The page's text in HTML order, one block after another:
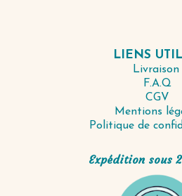
LIENS
Livraison
F.A.Q
CGV
Mentions
Politique de
Expédition sous